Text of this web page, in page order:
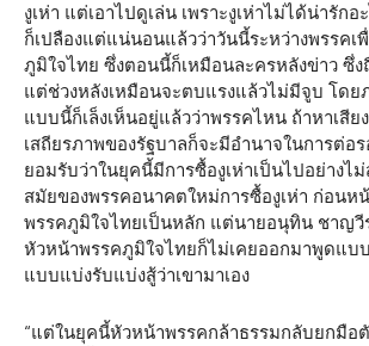
งูเห่า แต่เอาไปดูเล่น เพราะงูเห่าไม่ได้น่ารัก
ก็เปลืองแต่แน่นอนแล้วว่าวันนี้ระหว่างพรรคเ
ภูมิใจไทย ซึ่งตอนนี้ก็เหมือนละครหลังข่าว ซึ่
แต่ช่วงหลังเหมือนจะตบแรงแล้วไม่มีจูบ โด
แบบนี้ก็เล็งเห็นอยู่แล้วว่าพรรคไหน ถ้าหาเสี
เสถียรภาพของรัฐบาลก็จะมีอำนาจในการต่อ
ยอมรับว่าในยุคนี้มีการซื้องูเห่าเป็นไปอย่างไ
สมัยของพรรคอนาคตใหม่การซื้องูเห่า ก่อนห
พรรคภูมิใจไทยเป็นหลัก แต่นายอนุทิน ชาญวี
หัวหน้าพรรคภูมิใจไทยก็ไม่เคยออกมาพูดแบ
แบบแบ่งรับแบ่งสู้ว่าเขามาเอง
“แต่ในยุคนี้หัวหน้าพรรคกล้าธรรมกลับยกมือ